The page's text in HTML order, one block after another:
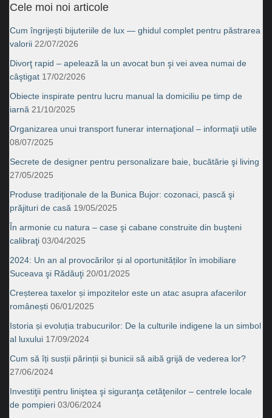
Cele moi noi articole
Cum îngrijești bijuteriile de lux — ghidul complet pentru păstrarea
valorii 22/07/2026
Divorţ rapid – apelează la un avocat bun şi vei avea numai de
câştigat 17/02/2026
Obiecte inspirate pentru lucru manual la domiciliu pe timp de
iarnă 21/10/2025
Organizarea unui transport funerar internaţional – informaţii utile
08/07/2025
Secrete de designer pentru personalizare baie, bucătărie şi living
27/05/2025
Produse tradiţionale de la Bunica Bujor: cozonaci, pască şi
prăjituri de casă 19/05/2025
În armonie cu natura – case şi cabane construite din buşteni
calibraţi 03/04/2025
2024: Un an al provocărilor și al oportunităților în imobiliare
Suceava şi Rădăuţi 20/01/2025
Creșterea taxelor și impozitelor este un atac asupra afacerilor
românești 06/01/2025
Istoria și evoluția trabucurilor: De la culturile indigene la un simbol
al luxului 17/09/2024
Cum să îți susții părinții și bunicii să aibă grijă de vederea lor?
27/06/2024
Investiţii pentru liniştea şi siguranţa cetăţenilor – centrele locale
de pompieri 03/06/2024